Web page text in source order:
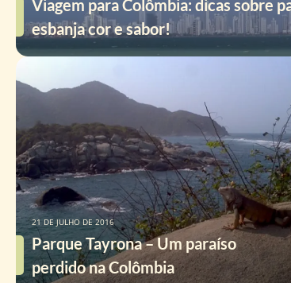
Viagem para Colômbia: dicas sobre
esbanja cor e sabor!
Parque Tayrona – Um paraíso
perdido na Colômbia
21 DE JULHO DE 2016